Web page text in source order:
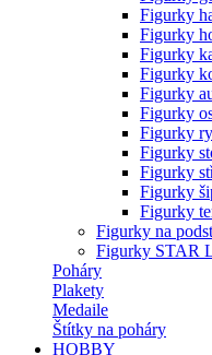
Figurky
Figurky
Figurky
Figurky
Figurky
Figurky
Figurky
Figurky
Figurky
Figurky
Figurky
Figurky na
Figurky STAR
Poháry
Plakety
Medaile
Štítky na poháry
HOBBY